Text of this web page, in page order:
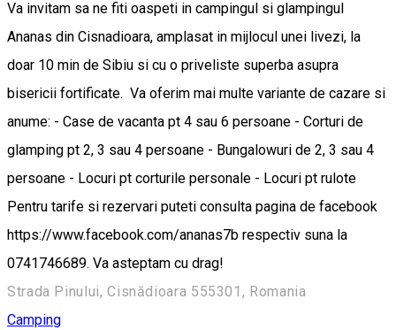
Va invitam sa ne fiti oaspeti in campingul si glampingul
Ananas din Cisnadioara, amplasat in mijlocul unei livezi, la
doar 10 min de Sibiu si cu o priveliste superba asupra
bisericii fortificate. Va oferim mai multe variante de cazare si
anume: - Case de vacanta pt 4 sau 6 persoane - Corturi de
glamping pt 2, 3 sau 4 persoane - Bungalowuri de 2, 3 sau 4
persoane - Locuri pt corturile personale - Locuri pt rulote
Pentru tarife si rezervari puteti consulta pagina de facebook
https://www.facebook.com/ananas7b respectiv suna la
0741746689. Va asteptam cu drag!
Strada Pinului, Cisnădioara 555301, Romania
Camping